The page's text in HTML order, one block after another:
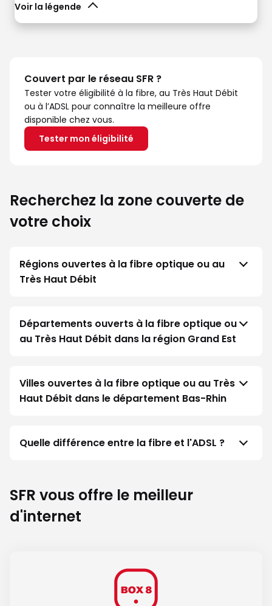
Voir la légende
Couvert par le réseau SFR ?
Tester votre éligibilité à la fibre, au Très Haut Débit
ou à l’ADSL pour connaître la meilleure offre
disponible chez vous.
Tester mon éligibilité
Recherchez la zone couverte de
votre choix
Régions ouvertes à la fibre optique ou au
Très Haut Débit
Départements ouverts à la fibre optique ou
au Très Haut Débit dans la région Grand Est
Villes ouvertes à la fibre optique ou au Très
Haut Débit dans le département Bas-Rhin
Quelle différence entre la fibre et l'ADSL ?
SFR vous offre le meilleur
d'internet